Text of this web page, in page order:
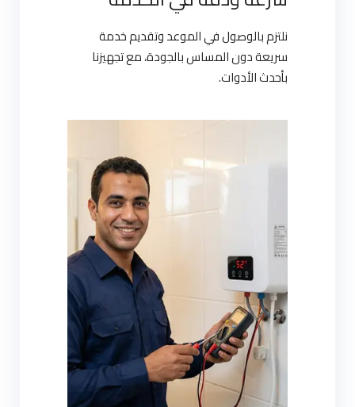
نلتزم بالوصول في الموعد وتقديم خدمة
سريعة دون المساس بالجودة، مع تجهيزنا
بأحدث الأدوات.